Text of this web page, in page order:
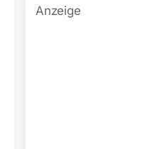
Anzeige